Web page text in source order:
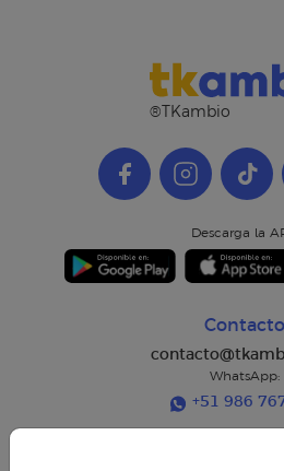
®TKambio
Descarga la
Contacto
WhatsApp:
+51 986